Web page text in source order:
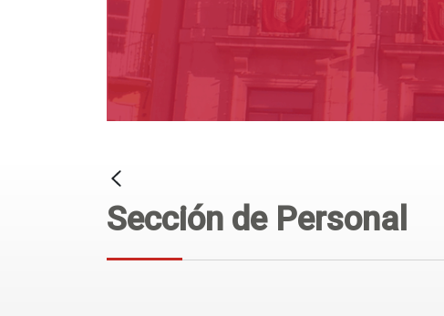
Sección de Personal